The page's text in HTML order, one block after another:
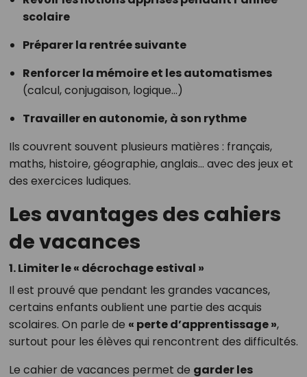
scolaire
Préparer la rentrée suivante
Renforcer la mémoire et les automatismes
(calcul, conjugaison, logique…)
Travailler en autonomie, à son rythme
Ils couvrent souvent plusieurs matières : français,
maths, histoire, géographie, anglais… avec des jeux et
des exercices ludiques.
Les avantages des cahiers
de vacances
1. Limiter le « décrochage estival »
Il est prouvé que pendant les grandes vacances,
certains enfants oublient une partie des acquis
scolaires. On parle de « perte d’apprentissage »,
surtout pour les élèves qui rencontrent des difficultés.
Le cahier de vacances permet de garder les